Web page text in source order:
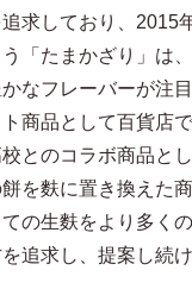
求しており、2015
「たまかざり」は
なフレーバーが注
商品として百貨店
とのコラボ商品と
を麩に置き換えた
の生麩をより多く
追求し、提案し続け